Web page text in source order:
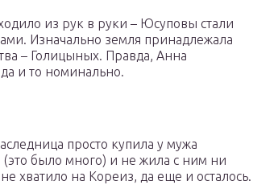
из рук в руки – Юсуповы стали
Изначально земля принадлежала
– Голицыных. Правда, Анна
и то номинально.
просто купила у мужа
(это было много) и не жила с ним ни
хватило на Кореиз, да еще и осталось.